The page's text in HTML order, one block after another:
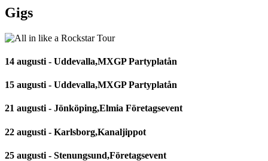
Gigs
14 augusti - Uddevalla,MXGP Partyplatån
15 augusti - Uddevalla,MXGP Partyplatån
21 augusti - Jönköping,Elmia Företagsevent
22 augusti - Karlsborg,Kanaljippot
25 augusti - Stenungsund,Företagsevent